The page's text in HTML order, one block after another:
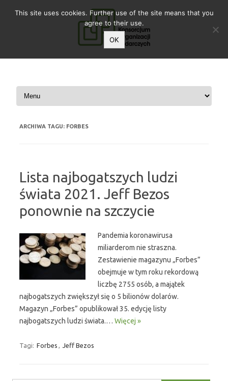
Przeskocz do treści
ARCHIWA TAGU: FORBES
Lista najbogatszych ludzi
świata 2021. Jeff Bezos
ponownie na szczycie
Pandemia koronawirusa
miliarderom nie straszna.
Zestawienie magazynu „Forbes”
obejmuje w tym roku rekordową
liczbę 2755 osób, a majątek
najbogatszych zwiększył się o 5 bilionów dolarów.
Magazyn „Forbes” opublikował 35. edycję listy
najbogatszych ludzi świata.… Więcej »
Tagi: Forbes , Jeff Bezos
This site uses cookies. Further use of the site means that you
agree to their use.
OK